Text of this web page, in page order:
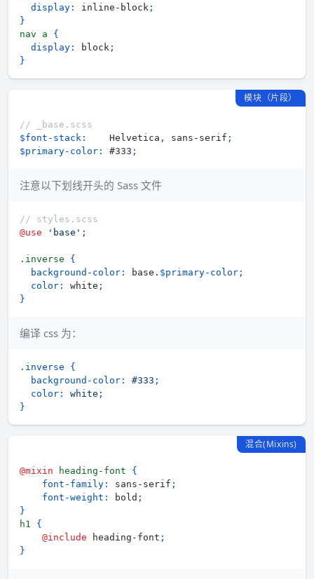
display : inline-block ;
}
nav a {
display : block ;
}
模块（片段）
// _base.scss
$font-stack :
    Helvetica
, sans-serif ;
$primary-color : #333 ;
注意以下划线开头的 Sass 文件
// styles.scss
@use
'base' ;
.inverse {
background-color : base. $primary-color ;
color : white ;
}
编译 css 为：
.inverse
{
background-color : #333 ;
color : white ;
}
混合(Mixins)
@mixin heading-font {
font-family : sans-serif ;
font-weight : bold ;
}
h1 {
@include heading-font ;
}